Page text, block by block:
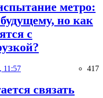
метро:
но как
с
11:57 417
связать